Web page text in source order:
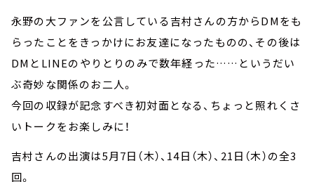
永野の大ファンを公言している吉村さんの方からDMをも
らったことをきっかけにお友達になったものの、その後は
DMとLINEのやりとりのみで数年経った……というだい
ぶ奇妙な関係のお二人。
今回の収録が記念すべき初対面となる、ちょっと照れくさ
いトークをお楽しみに！
吉村さんの出演は5月7日（木）、14日（木）、21日（木）の全3
回。